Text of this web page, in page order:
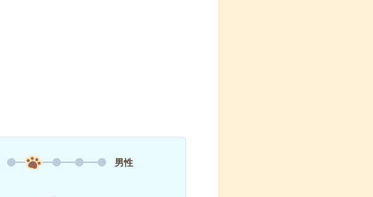
男性